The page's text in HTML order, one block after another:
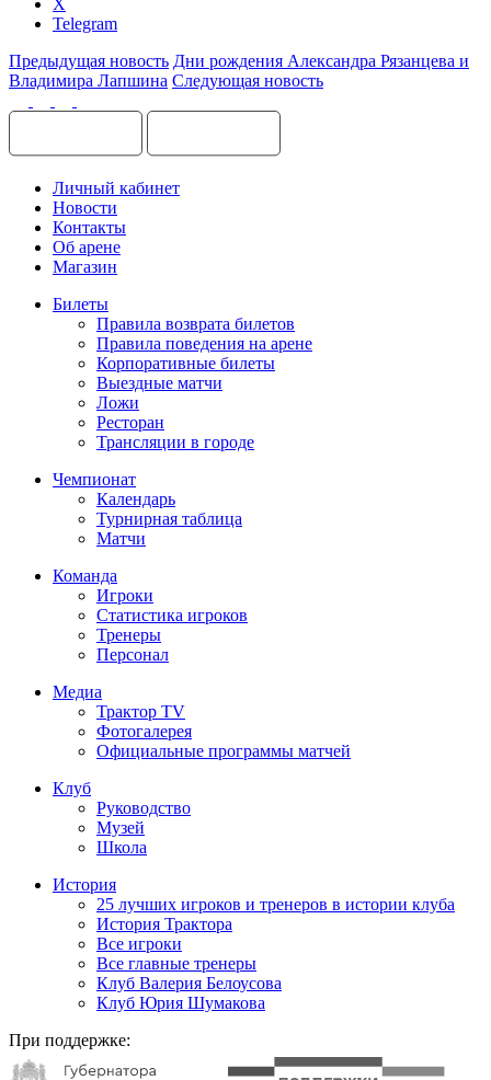
X
Telegram
Предыдущая новость Дни рождения Александра Рязанцева и
Владимира Лапшина Следующая новость
Личный кабинет
Новости
Контакты
Об арене
Магазин
Билеты
Правила возврата билетов
Правила поведения на арене
Корпоративные билеты
Выездные матчи
Ложи
Ресторан
Трансляции в городе
Чемпионат
Календарь
Турнирная таблица
Матчи
Команда
Игроки
Статистика игроков
Тренеры
Персонал
Медиа
Трактор TV
Фотогалерея
Официальные программы матчей
Клуб
Руководство
Музей
Школа
История
25 лучших игроков и тренеров в истории клуба
История Трактора
Все игроки
Все главные тренеры
Клуб Валерия Белоусова
Клуб Юрия Шумакова
При поддержке: